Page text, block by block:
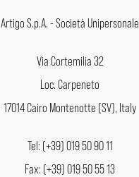
Artigo S.p.A. - Società Unipersonale
Via Cortemilia 32
Loc. Carpeneto
17014 Cairo Montenotte (SV), Italy
Tel: (+39) 019 50 90 11
Fax: (+39) 019 50 55 13